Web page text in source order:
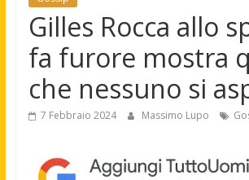
Gilles Rocca allo
fa furore mostra
che nessuno si
7 Febbraio 2024 Massimo Lupo